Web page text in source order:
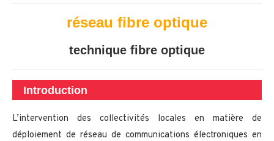
réseau fibre optique
technique fibre optique
Introduction
L’intervention des collectivités locales en matière de
déploiement de réseau de communications électroniques en